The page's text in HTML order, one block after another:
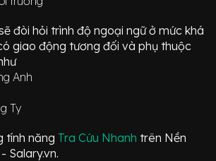
đòi hỏi trình độ ngoại ngữ ở mứckhá
giao động tương đối và phụ thuộc
Anh
Ty
tính năng Tra Cứu Nhanh trên Nền
Salary.vn.